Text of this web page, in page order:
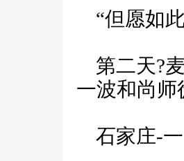
“但愿如
第二天?
一波和尚师
石家庄-一